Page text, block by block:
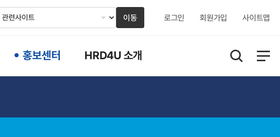
이동 로그인 회원가입 사이트맵
홍보센터 HRD4U 소개